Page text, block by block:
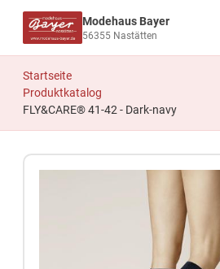
Modehaus Bayer
56355 Nastätten
Startseite
Produktkatalog
FLY&CARE® 41-42 - Dark-navy